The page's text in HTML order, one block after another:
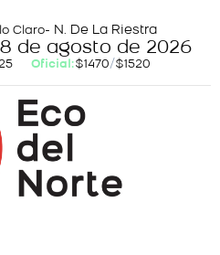
Claro- N. De La Riestra
de agosto de 2026
Oficial:$1470/$1520